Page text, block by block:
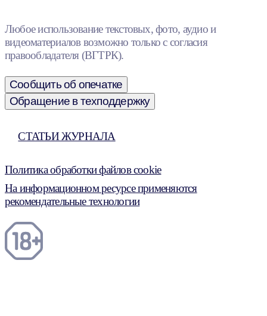
Любое использование текстовых, фото, аудио и
видеоматериалов возможно только с согласия
правообладателя (ВГТРК).
Сообщить об опечатке
Обращение в техподдержку
СТАТЬИ ЖУРНАЛА
Политика обработки файлов cookie
На информационном ресурсе применяются
рекомендательные технологии